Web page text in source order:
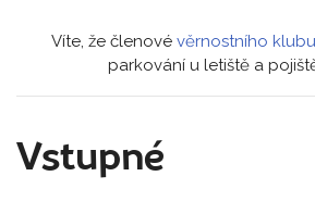
Víte, že členové věrnostního klubu
parkování u letiště a
Vstupné